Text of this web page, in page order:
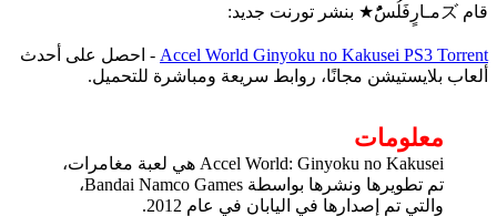
قام ズمـارٍفَلُسًٌُُ★ بنشر تورنت جديد:
Accel World Ginyoku no Kakusei PS3 Torrent - احصل على أحدث
ألعاب بلايستيشن مجانًا، روابط سريعة ومباشرة للتحميل.
معلومات
Accel World: Ginyoku no Kakusei هي لعبة مغامرات،
تم تطويرها ونشرها بواسطة Bandai Namco Games،
والتي تم إصدارها في اليابان في عام 2012.